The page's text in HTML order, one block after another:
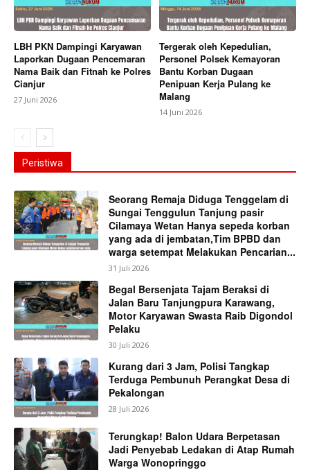
LBH PKN Dampingi Karyawan
Laporkan Dugaan Pencemaran
Nama Baik dan Fitnah ke Polres
Cianjur
27 Juni 2026
Tergerak oleh Kepedulian,
Personel Polsek Kemayoran
Bantu Korban Dugaan
Penipuan Kerja Pulang ke
Malang
14 Juni 2026
Peristiwa
Seorang Remaja Diduga Tenggelam di
Sungai Tenggulun Tanjung pasir
Cilamaya Wetan Hanya sepeda korban
yang ada di jembatan,Tim BPBD dan
warga setempat Melakukan Pencarian...
31 Juli 2026
Begal Bersenjata Tajam Beraksi di
Jalan Baru Tanjungpura Karawang,
Motor Karyawan Swasta Raib Digondol
Pelaku
30 Juli 2026
Kurang dari 3 Jam, Polisi Tangkap
Terduga Pembunuh Perangkat Desa di
Pekalongan
28 Juli 2026
Terungkap! Balon Udara Berpetasan
Jadi Penyebab Ledakan di Atap Rumah
Warga Wonopringgo